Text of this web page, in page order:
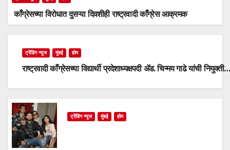
काँग्रेसच्या विरोधात दुसऱ्या दिवशीही राष्ट्रवादी काँग्रेस आक्रमक
ट्रेंडिंग न्यूज मुंबई होम
राष्ट्रवादी काँग्रेसच्या विद्यार्थी प्रदेशाध्यक्षपदी ॲड. चिन्मय गाढे यांची नियुक्ती…
ट्रेंडिंग न्यूज मुंबई होम